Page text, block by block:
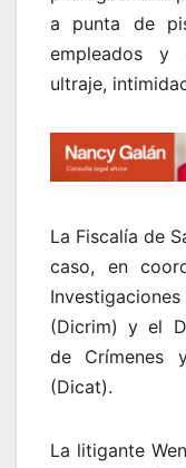
a punta de
empleados y
ultraje,
La Fiscalía de
caso, en
(Dicrim) y el
de Crímenes
(Dicat).
La litigante